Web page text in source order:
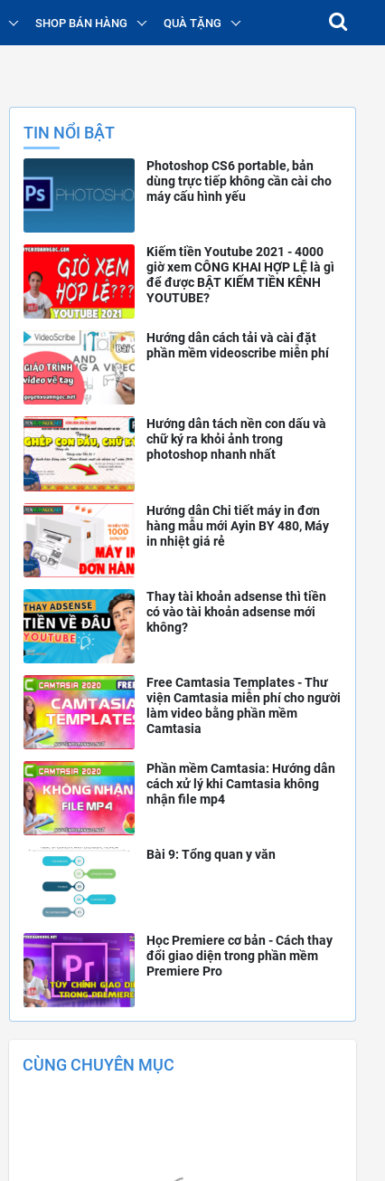
SHOP BÁN HÀNG QUÀ TẶNG
TIN NỔI BẬT
Photoshop CS6 portable, bản
dùng trực tiếp không cần cài cho
máy cấu hình yếu
Kiếm tiền Youtube 2021 - 4000
giờ xem CÔNG KHAI HỢP LỆ là gì
để được BẬT KIẾM TIỀN KÊNH
YOUTUBE?
Hướng dẫn cách tải và cài đặt
phần mềm videoscribe miễn phí
Hướng dẫn tách nền con dấu và
chữ ký ra khỏi ảnh trong
photoshop nhanh nhất
Hướng dẫn Chi tiết máy in đơn
hàng mẫu mới Ayin BY 480, Máy
in nhiệt giá rẻ
Thay tài khoản adsense thì tiền
có vào tài khoản adsense mới
không?
Free Camtasia Templates - Thư
viện Camtasia miễn phí cho người
làm video bằng phần mềm
Camtasia
Phần mềm Camtasia: Hướng dẫn
cách xử lý khi Camtasia không
nhận file mp4
Bài 9: Tổng quan y văn
Học Premiere cơ bản - Cách thay
đổi giao diện trong phần mềm
Premiere Pro
CÙNG CHUYÊN MỤC